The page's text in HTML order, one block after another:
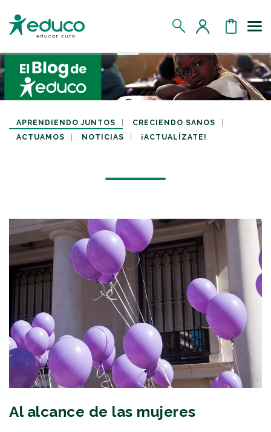
MIS DATOS
MIS APADRINADOS
MIS RETOS SOLIDARIOS
CERRAR SESIÓN
APRENDIENDO JUNTOS
CRECIENDO SANOS
ACTUAMOS
NOTICIAS ¡ACTUALÍZATE!
Al alcance de las mujeres